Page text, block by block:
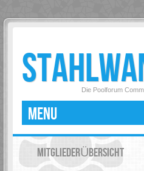
Die Poolforum
MENU
MITGLIEDERÜBERSICHT